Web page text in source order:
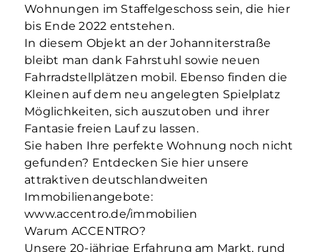
Wohnungen im Staffelgeschoss sein, die hier
bis Ende 2022 entstehen.
In diesem Objekt an der Johanniterstraße
bleibt man dank Fahrstuhl sowie neuen
Fahrradstellplätzen mobil. Ebenso finden die
Kleinen auf dem neu angelegten Spielplatz
Möglichkeiten, sich auszutoben und ihrer
Fantasie freien Lauf zu lassen.
Sie haben Ihre perfekte Wohnung noch nicht
gefunden? Entdecken Sie hier unsere
attraktiven deutschlandweiten
Immobilienangebote:
www.accentro.de/immobilien
Warum ACCENTRO?
Unsere 20-jährige Erfahrung am Markt, rund